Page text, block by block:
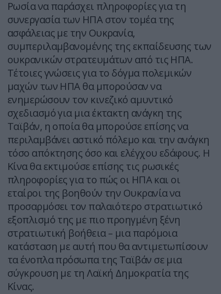
Ρωσία να παράσχει πληροφορίες για τη
συνεργασία των ΗΠΑ στον τομέα της
ασφάλειας με την Ουκρανία,
συμπεριλαμβανομένης της εκπαίδευσης των
ουκρανικών στρατευμάτων από τις ΗΠΑ.
Τέτοιες γνώσεις για το δόγμα πολεμικών
μαχών των ΗΠΑ θα μπορούσαν να
ενημερώσουν τον κινεζικό αμυντικό
σχεδιασμό για μια έκτακτη ανάγκη της
Ταϊβάν, η οποία θα μπορούσε επίσης να
περιλαμβάνει αστικό πόλεμο και την ανάγκη
τόσο απόκτησης όσο και ελέγχου εδάφους. Η
Κίνα θα εκτιμούσε επίσης τις ρωσικές
πληροφορίες για το πώς οι ΗΠΑ και οι
εταίροι της βοηθούν την Ουκρανία να
προσαρμόσει τον παλαιότερο στρατιωτικό
εξοπλισμό της με πιο προηγμένη ξένη
στρατιωτική βοήθεια – μια παρόμοια
κατάσταση με αυτή που θα αντιμετωπίσουν
τα ένοπλα πρόσωπα της Ταϊβάν σε μια
σύγκρουση με τη Λαϊκή Δημοκρατία της
Κίνας.